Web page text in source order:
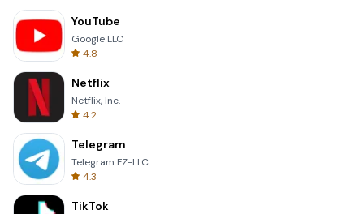
YouTube
Google LLC
4.8
Netflix
Netflix, Inc.
4.2
Telegram
Telegram FZ-LLC
4.3
TikTok